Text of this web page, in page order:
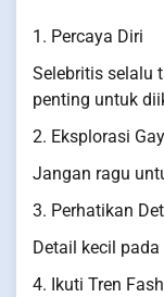
1. Percaya Diri
Selebritis selalu
penting untuk
2. Eksplorasi
Jangan ragu
3. Perhatikan
Detail kecil
4. Ikuti Tren